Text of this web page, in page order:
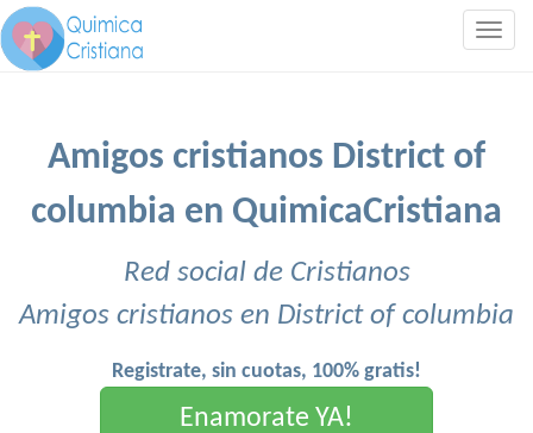
Amigos cristianos District of
columbia en QuimicaCristiana
Red social de Cristianos
Amigos cristianos en District of columbia
Registrate, sin cuotas, 100% gratis!
Enamorate YA!